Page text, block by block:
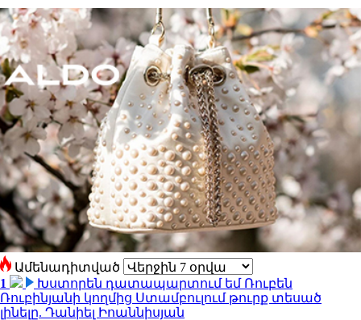
Ամենադիտված
1
Խստորեն դատապարտում եմ Ռուբեն
Ռուբինյանի կողմից Ստամբուլում թուրք տեսած
լինելը. Դանիել Իոաննիսյան